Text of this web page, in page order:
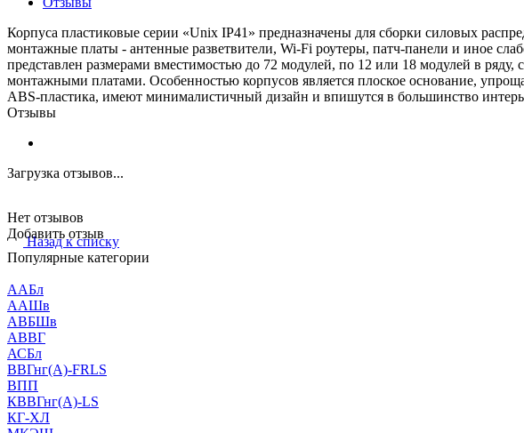
Корпуса пластиковые серии «Unix IP41» предназначены для сборки силовых
монтажные платы - антенные разветвители, Wi-Fi роутеры, патч-панели и иное
представлен размерами вместимостью до 72 модулей, по 12 или 18 модулей в
монтажными платами. Особенностью корпусов является плоское основание,
ABS-пластика, имеют минималистичный дизайн и впишутся в большинство
Отзывы
Загрузка отзывов...
Нет отзывов
Добавить отзыв
Назад к списку
Популярные категории
ААБл
ААШв
АВБШв
АВВГ
АСБл
ВВГнг(А)-FRLS
ВПП
КВВГнг(А)-LS
КГ-ХЛ